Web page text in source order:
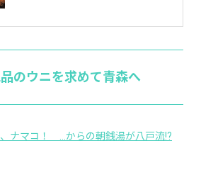
のウニを求めて青森へ
ナマコ！ …からの朝銭湯が八戸流!?